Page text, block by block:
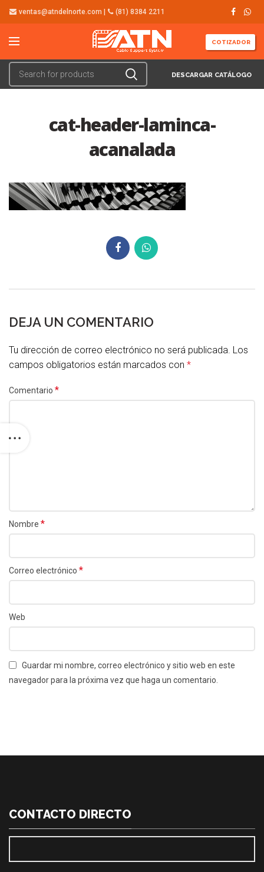
ventas@atndelnorte.com | (81) 8384 2211
COTIZADOR
DESCARGAR CATÁLOGO
cat-header-laminca-
acanalada
DEJA UN COMENTARIO
Tu dirección de correo electrónico no será publicada. Los
campos obligatorios están marcados con *
Comentario *
Nombre *
Correo electrónico *
Web
Guardar mi nombre, correo electrónico y sitio web en este
navegador para la próxima vez que haga un comentario.
CONTACTO DIRECTO